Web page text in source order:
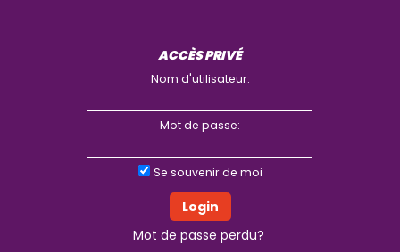
ACCÈS PRIVÉ
Nom d'utilisateur:
Mot de passe:
Se souvenir de moi
Mot de passe perdu?